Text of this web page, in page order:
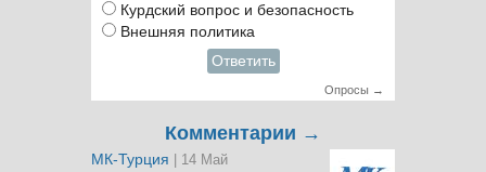
Курдский вопрос и безопасность
Внешняя политика
Ответить
Опросы →
Комментарии →
МК-Турция | 14 Май